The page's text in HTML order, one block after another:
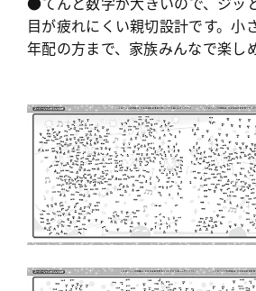
目が疲れにくい親切設計です。小
年配の方まで、家族みんなで楽し